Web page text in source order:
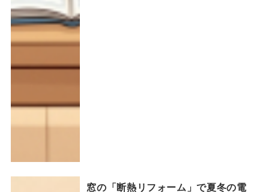
窓の「断熱リフォーム」で夏冬の電